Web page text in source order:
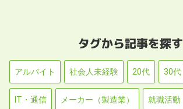
タグから記事を探す
アルバイト 社会人未経験 20代 30代
IT・通信 メーカー（製造業） 就職活動